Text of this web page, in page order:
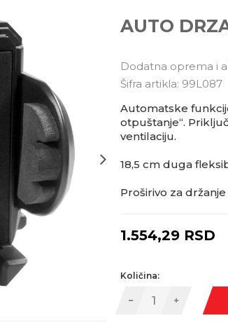
AUTO
Dodatna oprema i
Šifra artikla: 99L087
Automatske
otpuštanje“.
ventilaciju.
18,5 cm duga
Proširivo za
1.554,29 RSD
Količina: